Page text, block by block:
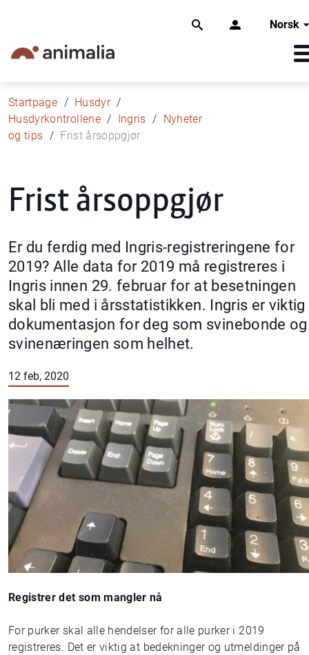
Norsk
Startpage
Husdyr
Husdyrkontrollene
Ingris
Nyheter
og tips
Frist årsoppgjør
Frist årsoppgjør
Er du ferdig med Ingris-registreringene for
2019? Alle data for 2019 må registreres i
Ingris innen 29. februar for at besetningen
skal bli med i årsstatistikken. Ingris er viktig
dokumentasjon for deg som svinebonde og
svinenæringen som helhet.
12 feb, 2020
Registrer det som mangler nå
For purker skal alle hendelser for alle purker i 2019
registreres. Det er viktig at bedekninger og utmeldinger på